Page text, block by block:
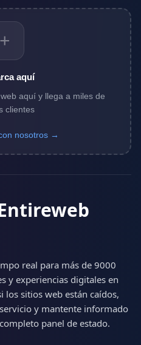
+
aquí
aquí y llega a miles de
clientes
nosotros →
real para más de 9000
y experiencias digitales en
sitios web están caídos,
y mantente informado
panel de estado.